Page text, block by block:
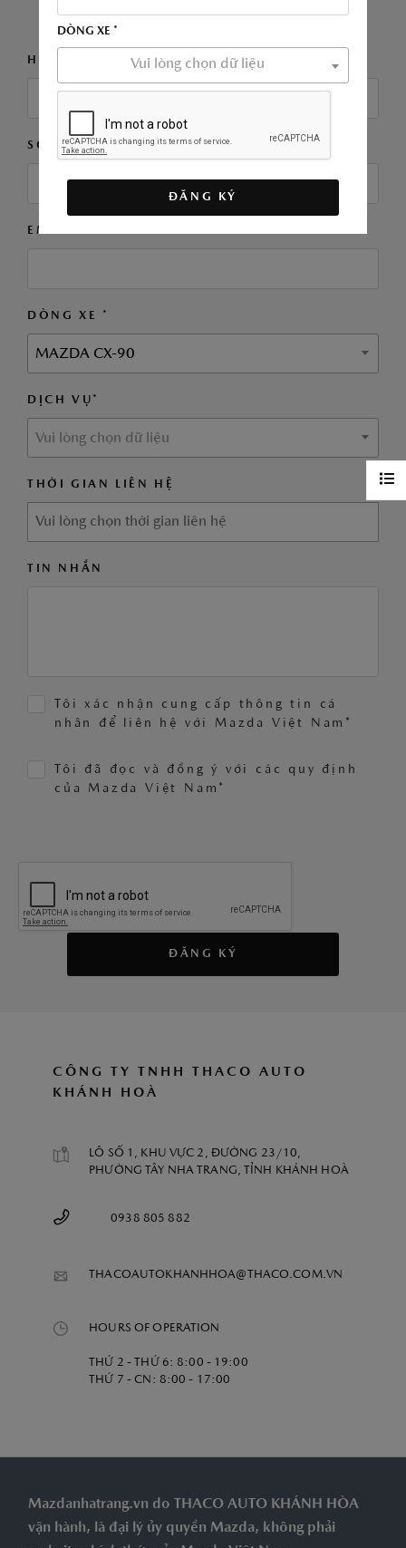
HỌ VÀ TÊN*
SỐ ĐIỆN THOẠI *
EMAIL
DÒNG XE *
MAZDA CX-90
DỊCH VỤ*
Vui lòng chọn dữ liệu
THỜI GIAN LIÊN HỆ
TIN NHẮN
Tôi xác nhận cung cấp thông tin cá
nhân để liên hệ với Mazda Việt Nam*
Tôi đã đọc và đồng ý với các quy định
của Mazda Việt Nam*
ĐĂNG KÝ
CÔNG TY TNHH THACO AUTO
KHÁNH HOÀ
LÔ SỐ 1, KHU VỰC 2, ĐƯỜNG 23/10,
PHƯỜNG TÂY NHA TRANG, TỈNH KHÁNH HOÀ
0938 805 882
THACOAUTOKHANHHOA@THACO.COM.VN
HOURS OF OPERATION
THỨ 2 - THỨ 6: 8:00 - 19:00
THỨ 7 - CN: 8:00 - 17:00
Mazdanhatrang.vn do THACO AUTO KHÁNH HÒA
vận hành, là đại lý ủy quyền Mazda, không phải
DÒNG XE *
Vui lòng chọn dữ liệu
ĐĂNG KÝ